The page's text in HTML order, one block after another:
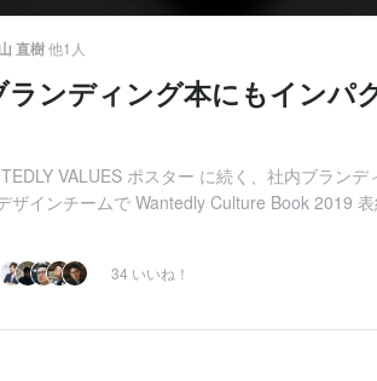
直樹他1人
ランディング本にもインパ
VALUES ポスター に続く、社内ブランデ
ザインチームで Wantedly Culture Book 2019
34 いいね！